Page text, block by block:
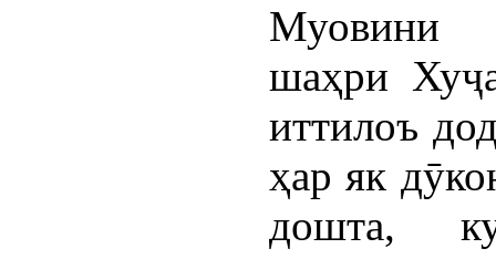
Муовини
шаҳри
иттилоъ
ҳар як
дошта,